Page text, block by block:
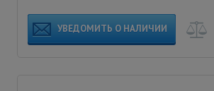
УВЕДОМИТЬ О НАЛИЧИИ